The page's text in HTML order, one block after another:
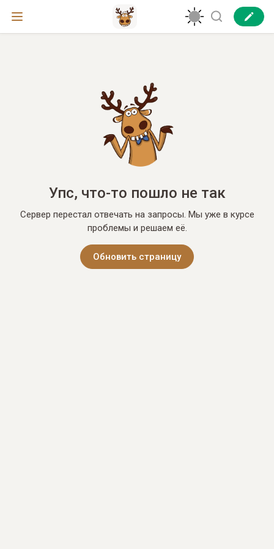
Упс, что-то пошло не так
Сервер перестал отвечать на запросы. Мы уже в курсе
проблемы и решаем её.
Обновить страницу